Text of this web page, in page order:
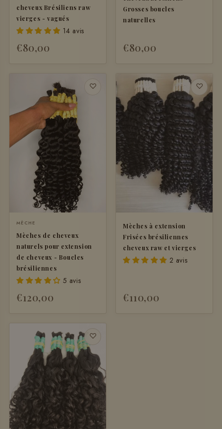
cheveux Brésiliens raw
vierges - vagués
14 avis
€80,00
Grosses boucles
naturelles
€80,00
♡
MÈCHE
Mèches de cheveux
naturels pour extension
de cheveux - Boucles
brésiliennes
5 avis
€120,00
♡
Mèches à extension
Frisées brésiliennes
cheveux raw et vierges
2 avis
€110,00
♡